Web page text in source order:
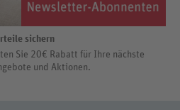
sichern
Sie 20€ Rabatt für Ihre nächste
und Aktionen.